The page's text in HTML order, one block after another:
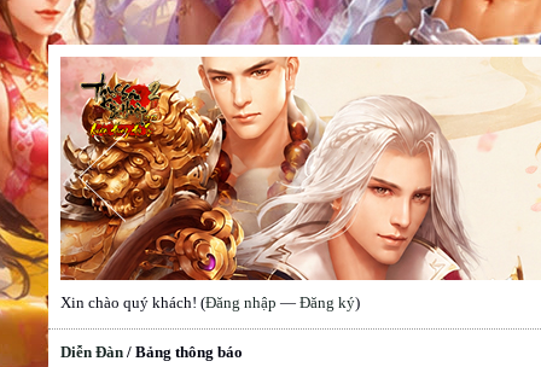
Xin chào quý khách! (Đăng nhập — Đăng ký)
Diễn Đàn / Bảng thông báo